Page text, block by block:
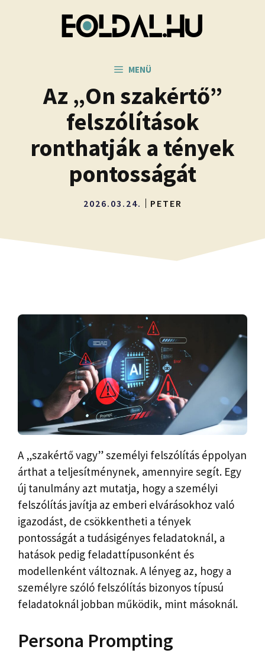
MENÜ
Az „Ön szakértő”
felszólítások
ronthatják a tények
pontosságát
2026.03.24. PETER
A „szakértő vagy” személyi felszólítás éppolyan
árthat a teljesítménynek, amennyire segít. Egy
új tanulmány azt mutatja, hogy a személyi
felszólítás javítja az emberi elvárásokhoz való
igazodást, de csökkentheti a tények
pontosságát a tudásigényes feladatoknál, a
hatások pedig feladattípusonként és
modellenként változnak. A lényeg az, hogy a
személyre szóló felszólítás bizonyos típusú
feladatoknál jobban működik, mint másoknál.
Persona Prompting